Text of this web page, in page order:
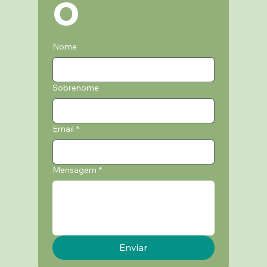
Nome
Sobrenome
Email *
Mensagem *
Enviar